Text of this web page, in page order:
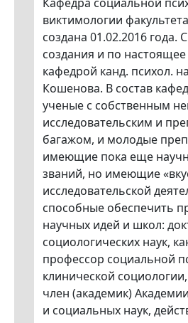
виктимологии
создана 01.02.2016 года.
создания и по
кафедрой канд. психол.
Кошенова. В состав
ученые с собственным
исследовательским и
багажом, и молодые
имеющие пока еще
званий, но имеющие
исследовательской
способные обеспечить
научных идей и школ:
социологических наук,
профессор социальной
клинической
член (академик)
и социальных наук,